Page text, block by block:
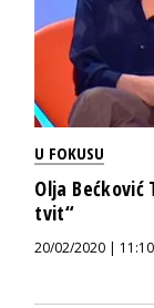
U FOKUSU
Olja Bećković
tvit“
20/02/2020 | 11:10